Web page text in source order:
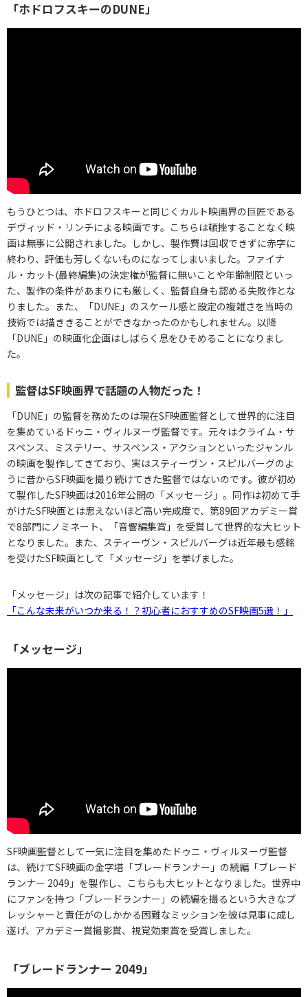
「ホドロフスキーのDUNE」
もうひとつは、ホドロフスキーと同じくカルト映画界の巨匠である
デヴィッド・リンチによる映画です。こちらは頓挫することなく映
画は無事に公開されました。しかし、製作費は回収できずに赤字に
終わり、評価も芳しくないものになってしまいました。ファイナ
ル・カット(最終編集)の決定権が監督に無いことや年齢制限といっ
た、製作の条件があまりにも厳しく、監督自身も認める失敗作とな
りました。また、「DUNE」のスケール感と設定の複雑さを当時の
技術では描ききることができなかったのかもしれません。以降
「DUNE」の映画化企画はしばらく息をひそめることになりまし
た。
監督はSF映画界で話題の人物だった！
「DUNE」の監督を務めたのは現在SF映画監督として世界的に注目
を集めているドゥニ・ヴィルヌーヴ監督です。元々はクライム・サ
スペンス、ミステリー、サスペンス・アクションといったジャンル
の映画を製作してきており、実はスティーヴン・スピルバーグのよ
うに昔からSF映画を撮り続けてきた監督ではないのです。彼が初め
て製作したSF映画は2016年公開の「メッセージ」。同作は初めて手
がけたSF映画とは思えないほど高い完成度で、第89回アカデミー賞
で8部門にノミネート、「音響編集賞」を受賞して世界的な大ヒット
となりました。また、スティーヴン・スピルバーグは近年最も感銘
を受けたSF映画として「メッセージ」を挙げました。
「メッセージ」は次の記事で紹介しています！
「こんな未来がいつか来る！？初心者におすすめのSF映画5選！」
「メッセージ」
SF映画監督として一気に注目を集めたドゥニ・ヴィルヌーヴ監督
は、続けてSF映画の金字塔「ブレードランナー」の続編「ブレード
ランナー 2049」を製作し、こちらも大ヒットとなりました。世界中
にファンを持つ「ブレードランナー」の続編を撮るという大きなプ
レッシャーと責任がのしかかる困難なミッションを彼は見事に成し
遂げ、アカデミー賞撮影賞、視覚効果賞を受賞しました。
「ブレードランナー 2049」